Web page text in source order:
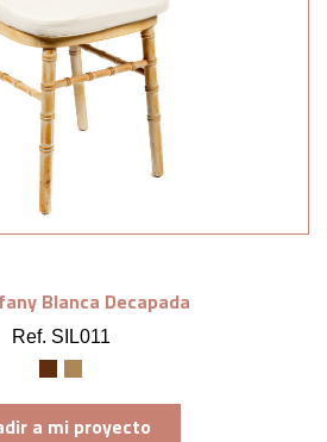
Blanca Decapada
Ref. SIL011
a mi proyecto